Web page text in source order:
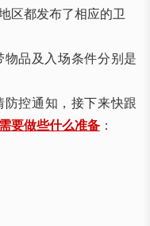
区都发布了相应的卫
物品及入场条件分别是
防控通知，接下来快跟
要做些什么准备：